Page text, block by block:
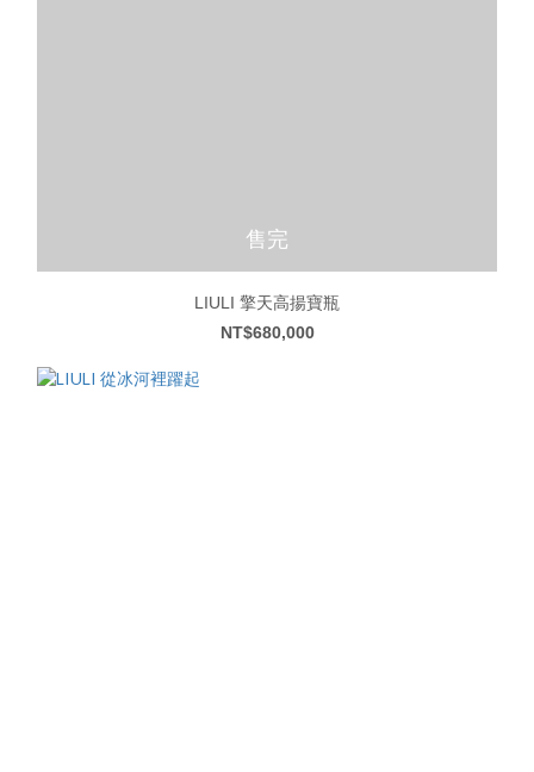
售完
LIULI 擎天高揚寶瓶
NT$680,000